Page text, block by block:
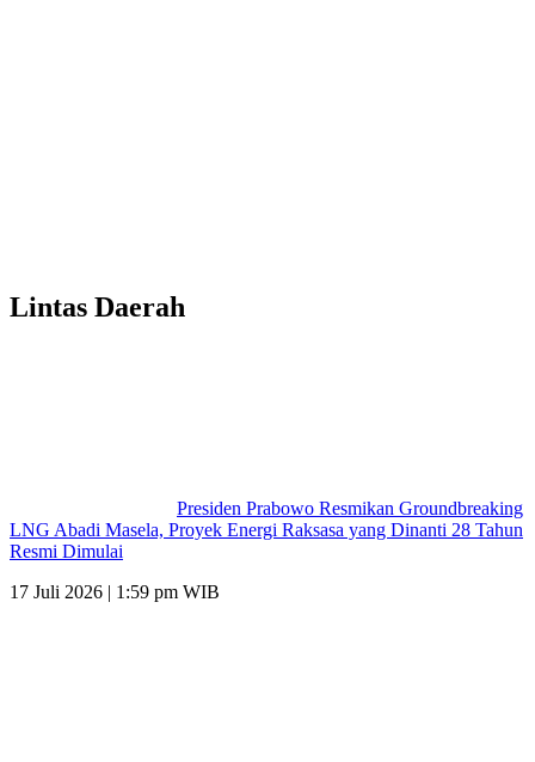
Lintas Daerah
Presiden Prabowo Resmikan Groundbreaking
LNG Abadi Masela, Proyek Energi Raksasa yang Dinanti 28 Tahun
Resmi Dimulai
17 Juli 2026 | 1:59 pm WIB